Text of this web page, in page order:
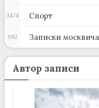
Спорт
3474
Записки москвича
982
Автор записи